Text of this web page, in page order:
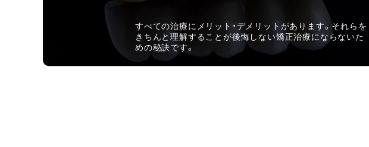
すべての治療にメリット・デメリットがあります。それらを
きちんと理解することが後悔しない矯正治療にならないた
めの秘訣です。